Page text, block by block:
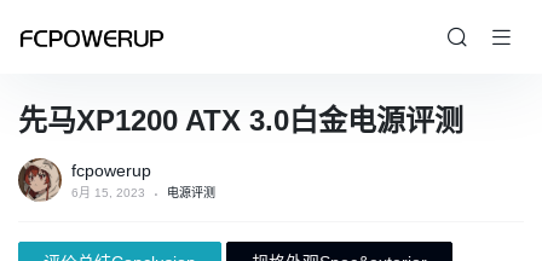
先马XP1200 ATX 3.0白金电源评测
fcpowerup
6月 15, 2023 电源评测